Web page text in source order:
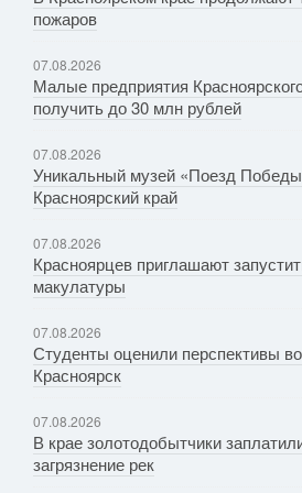
пожаров
07.08.2026
Малые предприятия
получить до 30 млн рублей
07.08.2026
Уникальный музей «Поезд
Красноярский край
07.08.2026
Красноярцев приглашают
макулатуры
07.08.2026
Студенты оценили перспективы
Красноярск
07.08.2026
В крае золотодобытчики
загрязнение рек